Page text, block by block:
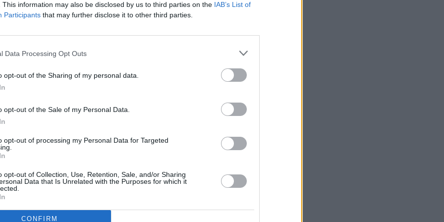
This information may also be disclosed by us to third parties on the IAB’s List of
Participants that may further disclose it to other third parties.
Data Processing Opt Outs
opt-out of the Sharing of my personal data.
opt-out of the Sale of my Personal Data.
opt-out of processing my Personal Data for Targeted
opt-out of Collection, Use, Retention, Sale, and/or Sharing
Data that Is Unrelated with the Purposes for which it
CONFIRM
dostępne w sieci często są sprzeczne. Jeśli w twojej
się pytania, dobrze trafiłeś. Ekspert Tomasz
15:02
dokonali przełomowego odkrycia
zakrzepowo-małopłytkowy. Choć występował on
na tyle poważny, że przez lata stanowił zagadkę
przyczyny występowania powikłania.